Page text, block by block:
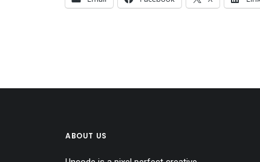
ABOUT US